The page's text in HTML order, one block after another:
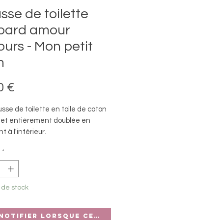
de toilette
amour
- Mon petit
€
de toilette en toile de coton
et entièrement doublée en
à l'intérieur.
grande capacité, vous pourrez
dedans.
l'intérieur, elle a deux poches
*
de stock
notifier lorsque cet article est disponible